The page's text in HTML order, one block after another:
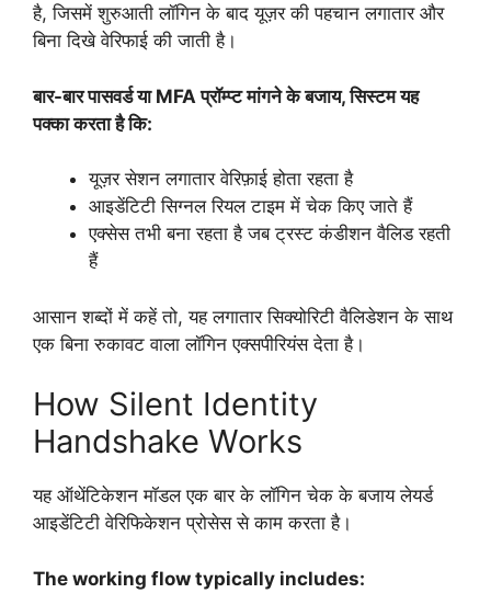
है, जिसमें शुरुआती लॉगिन के बाद यूज़र की पहचान लगातार और
बिना दिखे वेरिफाई की जाती है।
बार-बार पासवर्ड या MFA प्रॉम्प्ट मांगने के बजाय, सिस्टम यह
पक्का करता है कि:
यूज़र सेशन लगातार वेरिफ़ाई होता रहता है
आइडेंटिटी सिग्नल रियल टाइम में चेक किए जाते हैं
एक्सेस तभी बना रहता है जब ट्रस्ट कंडीशन वैलिड रहती
हैं
आसान शब्दों में कहें तो, यह लगातार सिक्योरिटी वैलिडेशन के साथ
एक बिना रुकावट वाला लॉगिन एक्सपीरियंस देता है।
How Silent Identity
Handshake Works
यह ऑथेंटिकेशन मॉडल एक बार के लॉगिन चेक के बजाय लेयर्ड
आइडेंटिटी वेरिफिकेशन प्रोसेस से काम करता है।
The working flow typically includes: